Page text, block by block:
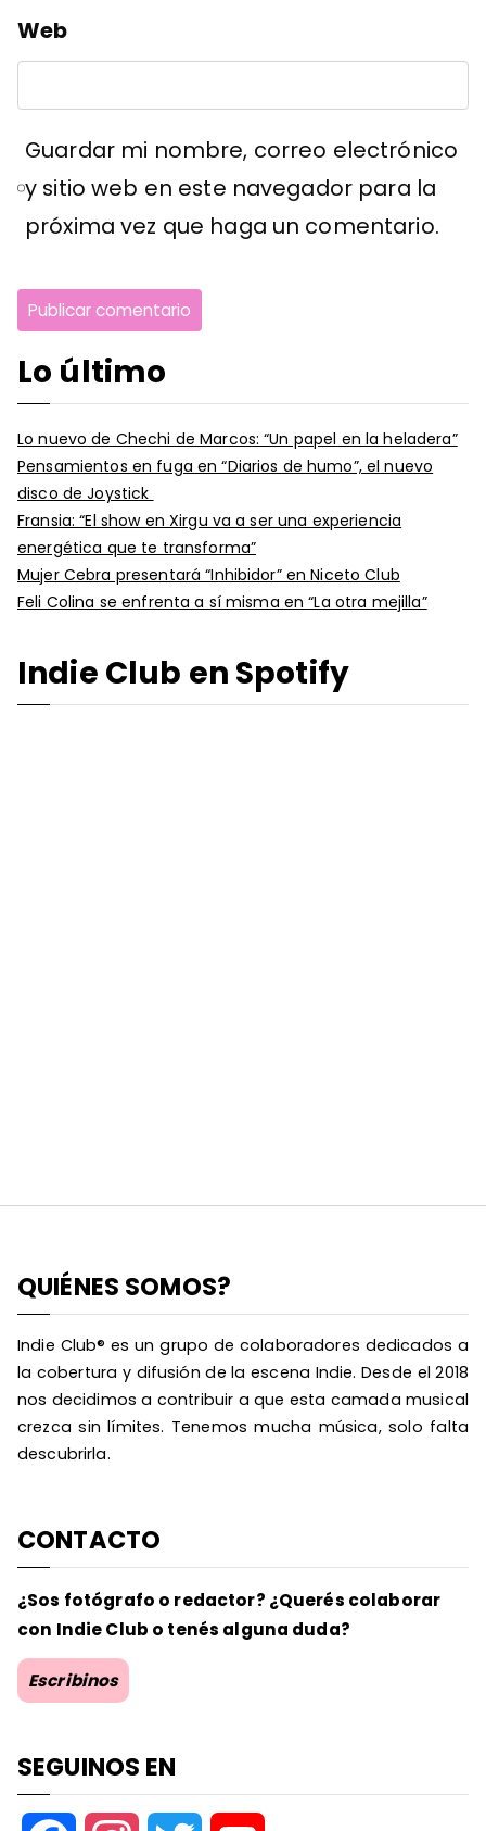
Web
Guardar mi nombre, correo electrónico
y sitio web en este navegador para la
próxima vez que haga un comentario.
Lo último
Lo nuevo de Chechi de Marcos: “Un papel en la heladera”
Pensamientos en fuga en “Diarios de humo”, el nuevo
disco de Joystick
Fransia: “El show en Xirgu va a ser una experiencia
energética que te transforma”
Mujer Cebra presentará “Inhibidor” en Niceto Club
Feli Colina se enfrenta a sí misma en “La otra mejilla”
Indie Club en Spotify
QUIÉNES SOMOS?
Indie Club® es un grupo de colaboradores dedicados a
la cobertura y difusión de la escena Indie. Desde el 2018
nos decidimos a contribuir a que esta camada musical
crezca sin límites. Tenemos mucha música, solo falta
descubrirla.
CONTACTO
¿Sos fotógrafo o redactor? ¿Querés colaborar
con Indie Club o tenés alguna duda?
Escribinos
SEGUINOS EN